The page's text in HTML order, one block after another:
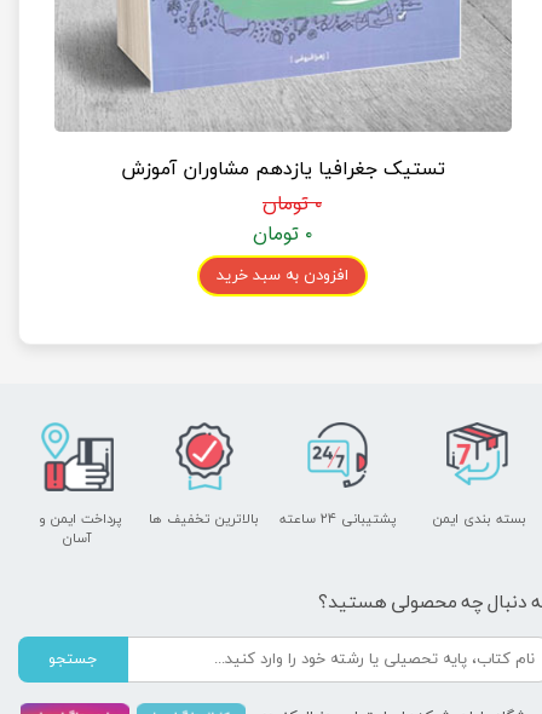
تستیک جغرافیا یازدهم مشاوران آموزش
۰ تومان
۰ تومان
افزودن به سبد خرید
پشتیبانی ۲۴ ساعته
پرداخت ایمن و ​​​​​​​
آسان
بسته بندی ایمن بالاترین تخفیف ها
دنبال چه محصولی هستید؟
جستجو